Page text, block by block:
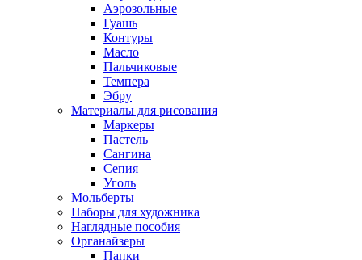
Аэрозольные
Гуашь
Контуры
Масло
Пальчиковые
Темпера
Эбру
Материалы для рисования
Маркеры
Пастель
Сангина
Сепия
Уголь
Мольберты
Наборы для художника
Наглядные пособия
Органайзеры
Папки